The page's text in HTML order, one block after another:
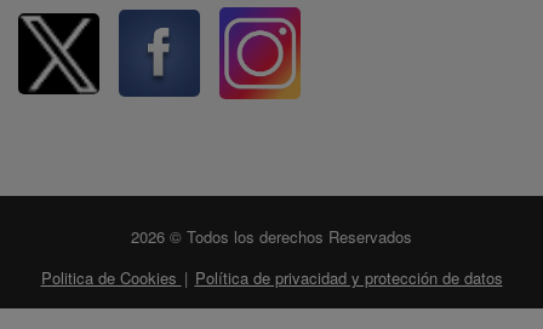
2026 © Todos los derechos Reservados
Politica de Cookies | Política de privacidad y protección de datos